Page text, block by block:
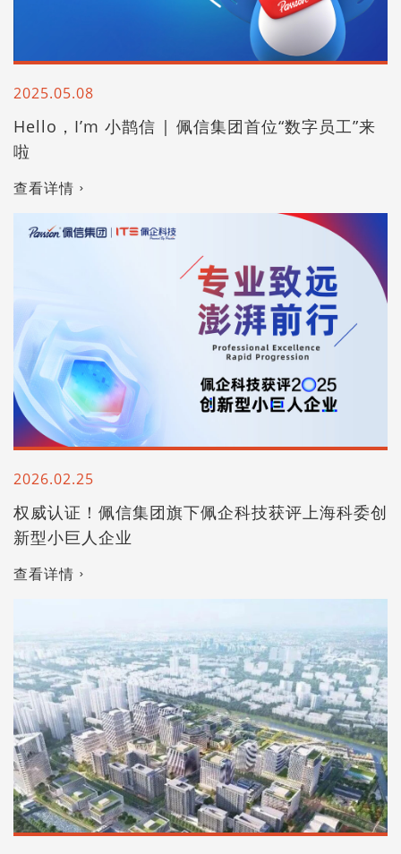
2025.05.08
Hello，I’m 小鹊信 | 佩信集团首位“数字员工”来
啦
查看详情
2026.02.25
权威认证！佩信集团旗下佩企科技获评上海科委创
新型小巨人企业
查看详情